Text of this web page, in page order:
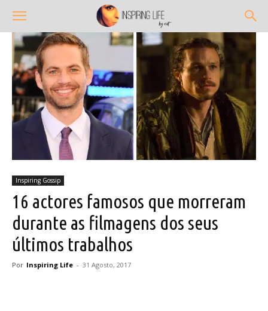
Inspiring Gossip
16 actores famosos que morreram
durante as filmagens dos seus
últimos trabalhos
Por Inspiring Life - 31 Agosto, 2017